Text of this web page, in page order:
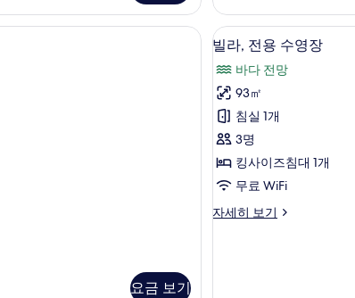
모
두
보
기
블
룸,
정
전
망
자
세
히
보
기
이그제큐티브 스위트 | 객실에서 보이는 전망
요금 보기
빌
전
용
수
영
장
진
6
빌라, 전용 수영장
바다 전망
93㎡
침실 1개
3명
킹사이즈침대 1개
무료 WiFi
자세히 보기
빌